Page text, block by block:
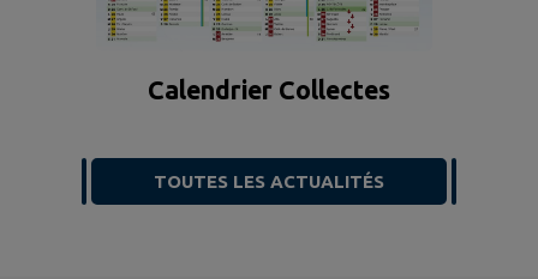
Calendrier Collectes
TOUTES LES ACTUALITÉS